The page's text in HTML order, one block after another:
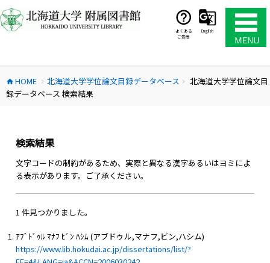
ン
テ
ス
キ
よくある
ご質問
English
home HOME chevron_right 北海道大学学位論文目録データベース chevron_right
北海道大学学位論文目
録データベース 検索結果
検索結果
文字コードの制約があるため、実際と異なる漢字あるいはヨミによ
る表示があります。ご了承ください。
1 件見つかりました。
ｱﾌﾞﾄﾞｩﾙ ﾏﾅﾌ ﾋﾞﾝ ﾊｼﾑ (アブドゥル,マナフ,ビン,ハシム)
https://www.lib.hokudai.ac.jp/dissertations/list/?